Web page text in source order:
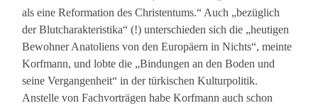
als eine Reformation des Christentums.“ Auch „bezüglich
der Blutcharakteristika“ (!) unterschieden sich die „heutigen
Bewohner Anatoliens von den Europäern in Nichts“, meinte
Korfmann, und lobte die „Bindungen an den Boden und
seine Vergangenheit“ in der türkischen Kulturpolitik.
Anstelle von Fachvorträgen habe Korfmann auch schon